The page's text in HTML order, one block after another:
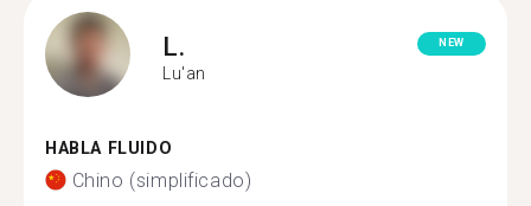
L.
Lu'an
NEW
HABLA FLUIDO
Chino (simplificado)